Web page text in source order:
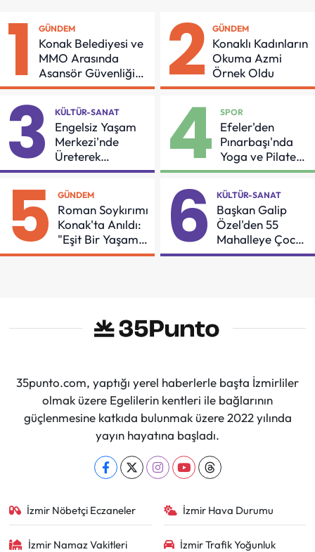
1 GÜNDEM
Konak Belediyesi ve
MMO Arasında
Asansör Güvenliği
İçin Önemli Protokol
2 GÜNDEM
Konaklı Kadınların
Okuma Azmi
Örnek Oldu
3 KÜLTÜR-SANAT
Engelsiz Yaşam
Merkezi'nde
Üreterek
Güçleniyorlar
4 SPOR
Efeler'den
Pınarbaşı'nda
Yoga ve Pilates
Buluşması
5 GÜNDEM
Roman Soykırımı
Konak'ta Anıldı:
"Eşit Bir Yaşam
İçin Mücadeleyi
6 KÜLTÜR-SANAT
Başkan Galip
Özel'den 55
Mahalleye Çocuk
Şenliği
35punto.com, yaptığı yerel haberlerle başta İzmirliler
olmak üzere Egelilerin kentleri ile bağlarının
güçlenmesine katkıda bulunmak üzere 2022 yılında
yayın hayatına başladı.
İzmir Nöbetçi Eczaneler İzmir Hava Durumu
İzmir Namaz Vakitleri
İzmir Trafik Yoğunluk